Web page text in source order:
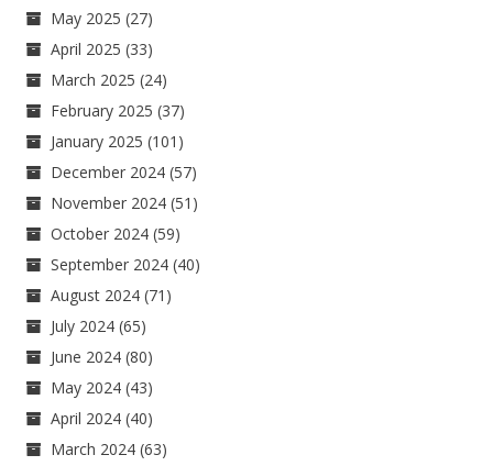
May 2025 (27)
April 2025 (33)
March 2025 (24)
February 2025 (37)
January 2025 (101)
December 2024 (57)
November 2024 (51)
October 2024 (59)
September 2024 (40)
August 2024 (71)
July 2024 (65)
June 2024 (80)
May 2024 (43)
April 2024 (40)
March 2024 (63)